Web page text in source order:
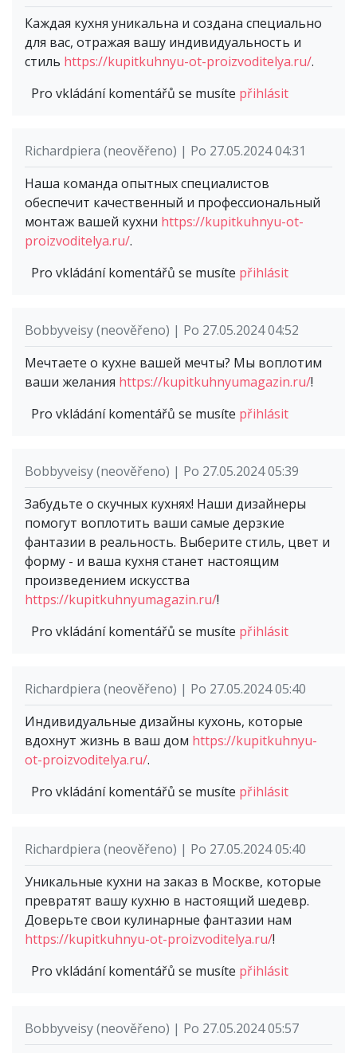
Каждая кухня уникальна и создана специально
для вас, отражая вашу индивидуальность и
стиль https://kupitkuhnyu-ot-proizvoditelya.ru/.
Pro vkládání komentářů se musíte přihlásit
Richardpiera (neověřeno) | Po 27.05.2024 04:31
Наша команда опытных специалистов
обеспечит качественный и профессиональный
монтаж вашей кухни https://kupitkuhnyu-ot-
proizvoditelya.ru/.
Pro vkládání komentářů se musíte přihlásit
Bobbyveisy (neověřeno) | Po 27.05.2024 04:52
Мечтаете о кухне вашей мечты? Мы воплотим
ваши желания https://kupitkuhnyumagazin.ru/!
Pro vkládání komentářů se musíte přihlásit
Bobbyveisy (neověřeno) | Po 27.05.2024 05:39
Забудьте о скучных кухнях! Наши дизайнеры
помогут воплотить ваши самые дерзкие
фантазии в реальность. Выберите стиль, цвет и
форму - и ваша кухня станет настоящим
произведением искусства
https://kupitkuhnyumagazin.ru/!
Pro vkládání komentářů se musíte přihlásit
Richardpiera (neověřeno) | Po 27.05.2024 05:40
Индивидуальные дизайны кухонь, которые
вдохнут жизнь в ваш дом https://kupitkuhnyu-
ot-proizvoditelya.ru/.
Pro vkládání komentářů se musíte přihlásit
Richardpiera (neověřeno) | Po 27.05.2024 05:40
Уникальные кухни на заказ в Москве, которые
превратят вашу кухню в настоящий шедевр.
Доверьте свои кулинарные фантазии нам
https://kupitkuhnyu-ot-proizvoditelya.ru/!
Pro vkládání komentářů se musíte přihlásit
Bobbyveisy (neověřeno) | Po 27.05.2024 05:57